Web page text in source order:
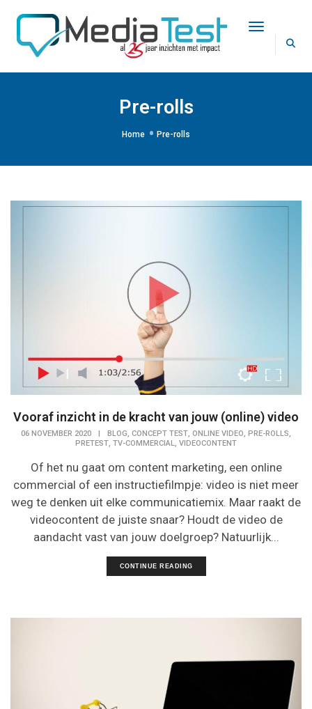
Toggle
Pre-rolls
Home Pre-rolls
Vooraf inzicht in de kracht van jouw (online) video
06 NOVEMBER 2020 | BLOG, CONCEPT TEST, ONLINE VIDEO, PRE-ROLLS,
PRETEST, TV-COMMERCIAL, VIDEOCONTENT
Of het nu gaat om content marketing, een online
commercial of een instructiefilmpje: video is niet meer
weg te denken uit elke communicatiemix. Maar raakt de
videocontent de juiste snaar? Houdt de video de
aandacht vast van jouw doelgroep? Natuurlijk...
CONTINUE READING